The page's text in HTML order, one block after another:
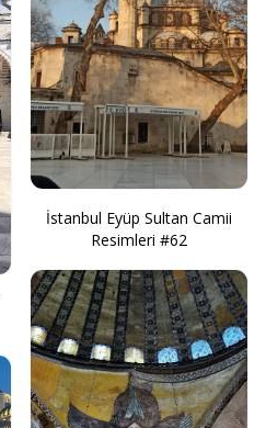
İstanbul Eyüp Sultan Camii
Resimleri #62